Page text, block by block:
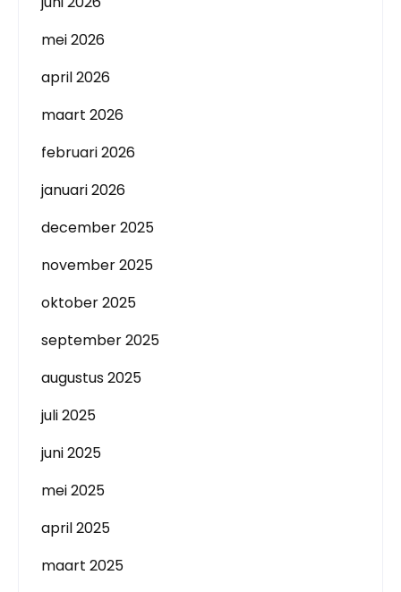
mei 2026
april 2026
maart 2026
februari 2026
januari 2026
december 2025
november 2025
oktober 2025
september 2025
augustus 2025
juli 2025
juni 2025
mei 2025
april 2025
maart 2025